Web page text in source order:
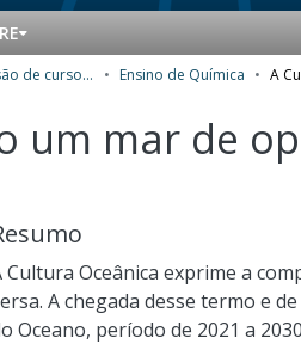
Trabalhos de conclusão de curso de Especialização Ensino de Química
um mar de
Cultura Oceânica exprime a
A chegada desse termo e
Oceano, período de 2021 a